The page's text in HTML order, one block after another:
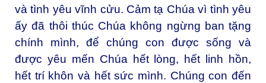
và tình yêu vĩnh cửu. Cảm tạ Chúa vì tình yêu
ấy đã thôi thúc Chúa không ngừng ban tặng
chính mình, để chúng con được sống và
được yêu mến Chúa hết lòng, hết linh hồn,
hết trí khôn và hết sức mình. Chúng con đến